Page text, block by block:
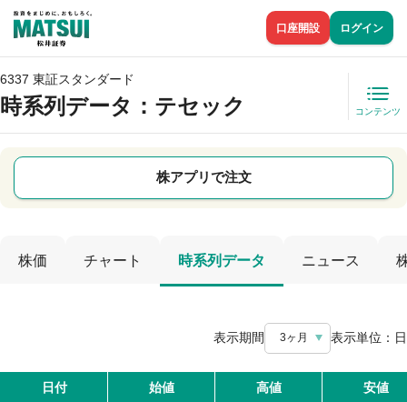
口座開設 ログイン
6337 東証スタンダード
時系列データ ：テセック コンテンツ
株アプリで注文
株価 チャート 時系列データ ニュース
表示期間 3ヶ月 表示単位： 日
日付 始値 高値 安値